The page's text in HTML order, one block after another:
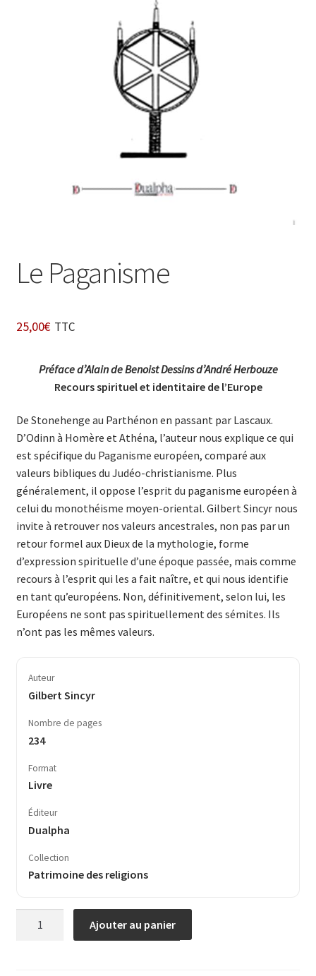
Politique de confidentialité et cookies
­­­Le Paganisme
25,00€ TTC
Préface d’Alain de Benoist Dessins d’André Herbouze
Recours spirituel et identitaire de l’Europe
De Stonehenge au Parthénon en passant par Lascaux.
D’Odinn à Homère et Athéna, l’auteur nous explique ce qui
est spécifique du Paganisme européen, comparé aux
valeurs bibliques du Judéo-christianisme. Plus
généralement, il oppose l’esprit du paganisme européen à
celui du monothéisme moyen-oriental. Gilbert Sincyr nous
invite à retrouver nos valeurs ancestrales, non pas par un
retour formel aux Dieux de la mythologie, forme
d’expression spirituelle d’une époque passée, mais comme
recours à l’esprit qui les a fait naître, et qui nous identifie
en tant qu’européens. Non, définitivement, selon lui, les
Européens ne sont pas spirituellement des sémites. Ils
n’ont pas les mêmes valeurs.
Auteur
Gilbert Sincyr
Nombre de pages
234
Format
Livre
Éditeur
Dualpha
Collection
Patrimoine des religions
Ajouter au panier